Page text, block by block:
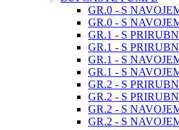
GR.0 - S
GR.0 - S
GR.1 - S
GR.1 - S
GR.1 - S
GR.1 - S
GR.2 - S
GR.2 - S
GR.2 - S
GR.2 - S